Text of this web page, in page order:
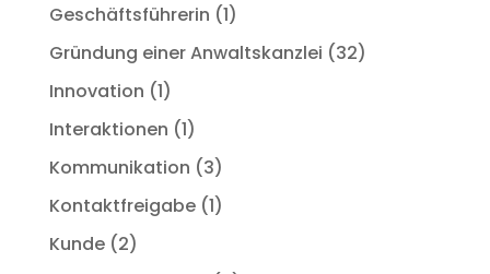
Geschäftsführerin (1)
Gründung einer Anwaltskanzlei (32)
Innovation (1)
Interaktionen (1)
Kommunikation (3)
Kontaktfreigabe(1)
Kunde(2)